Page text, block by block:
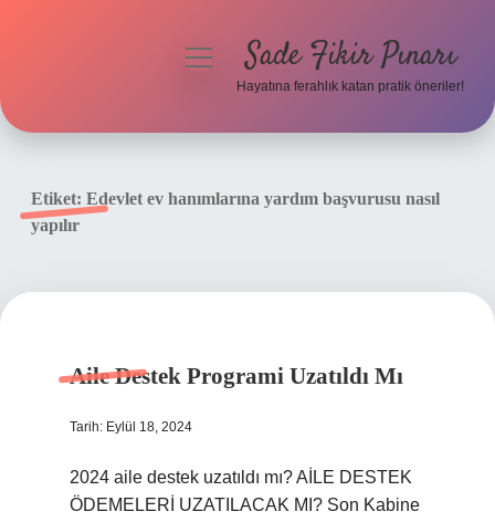
Yasal Uyarı
menüyüSade Fikir Pınarı
Hayatına ferahlık katan pratik öneriler!
Etiket: Edevlet ev hanımlarına yardım başvurusu nasıl
yapılır
Aile Destek Programi Uzatıldı Mı
Tarih: Eylül 18, 2024
2024 aile destek uzatıldı mı? AİLE DESTEK
ÖDEMELERİ UZATILACAK MI? Son Kabine